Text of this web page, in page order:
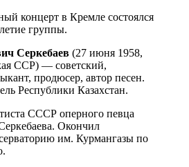
концерт в Кремле состоялся
группы.
Серкебаев (27 июня 1958,
ССР) — советский,
продюсер, автор песен.
Республики Казахстан.
СССР оперного певца
Окончил
им. Курмангазы по